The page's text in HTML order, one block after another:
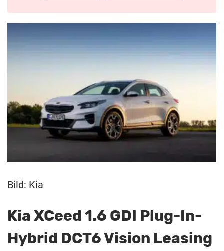
Bild: Kia
Kia XCeed 1.6 GDI Plug-In-
Hybrid DCT6 Vision Leasing